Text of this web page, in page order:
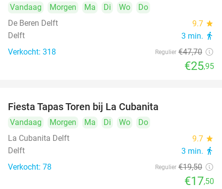
Vandaag Morgen Ma Di Wo
Do
De Beren Delft
9.7 star
Delft 3 min. directions_walk
Verkocht: 318 Regulier €47,70
€25,95
Fiesta Tapas Toren bij La Cubanita
Vandaag Morgen Ma Di Wo
Do
La Cubanita Delft
9.7 star
Delft 3 min. directions_walk
Verkocht: 78 Regulier €19,50
€17,50